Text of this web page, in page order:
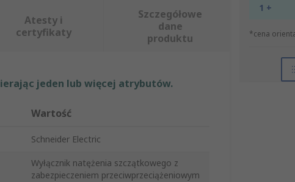
1 +
*cena
Atesty i
certyfikaty
Szczegółowe
dane
produktu
jeden lub więcej atrybutów.
Wartość
Schneider Electric
Wyłącznik natężenia szczątkowego z
zabezpieczeniem przeciwprzeciążeniowym